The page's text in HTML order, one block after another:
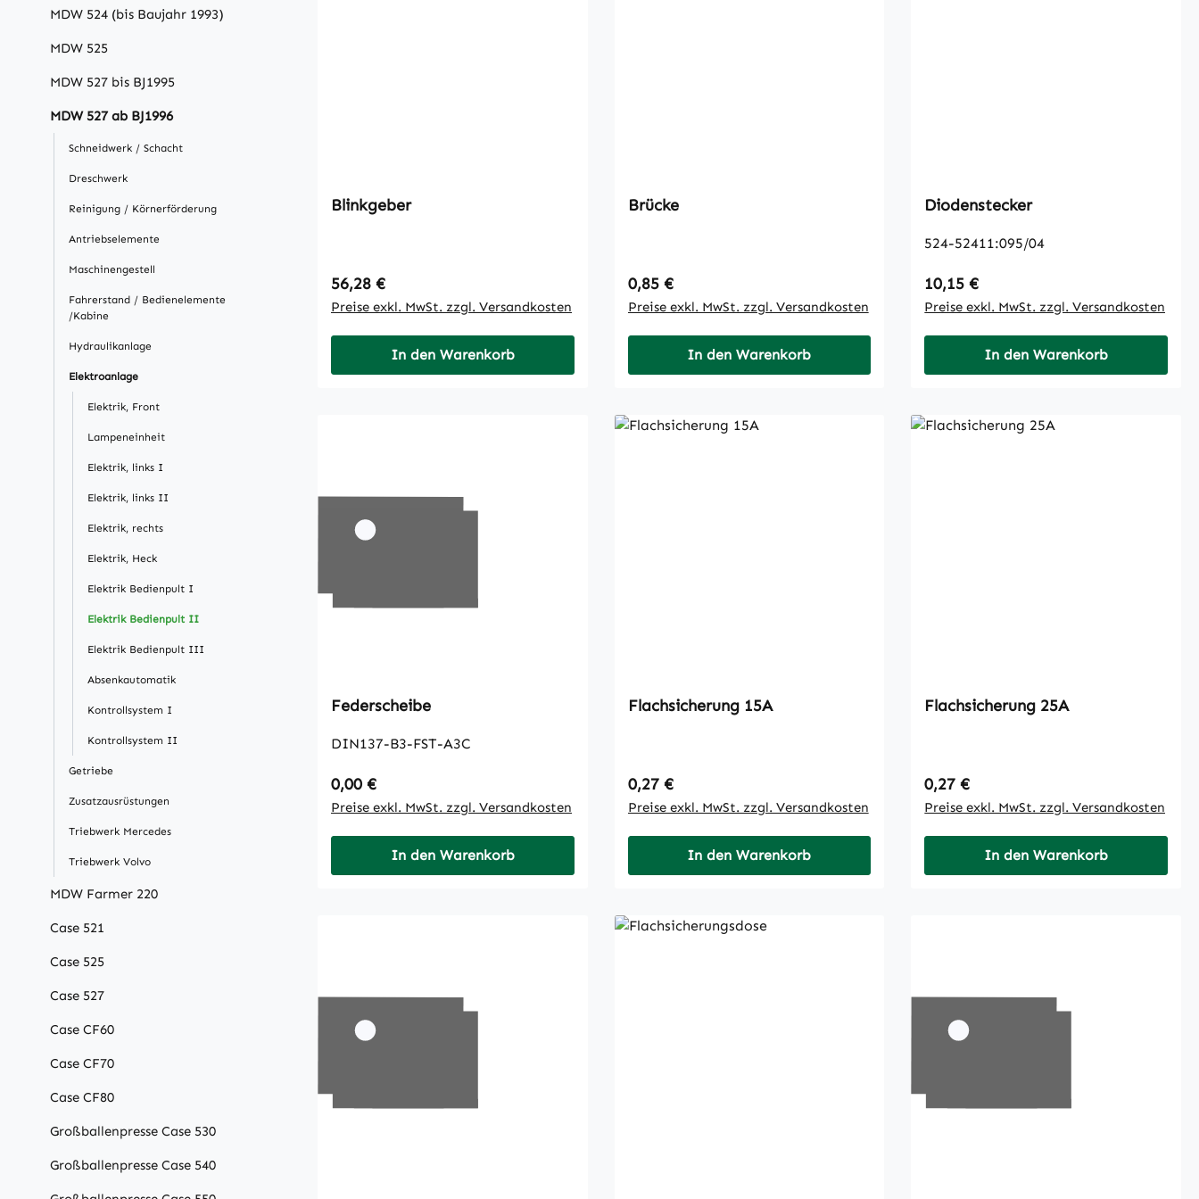
MDW 524 (bis Baujahr 1993)
MDW 525
MDW 527 bis BJ1995
MDW 527 ab BJ1996
Schneidwerk / Schacht
Dreschwerk
Reinigung / Körnerförderung
Antriebselemente
Maschinengestell
Fahrerstand / Bedienelemente
/Kabine
Hydraulikanlage
Elektroanlage
Elektrik, Front
Lampeneinheit
Elektrik, links I
Elektrik, links II
Elektrik, rechts
Elektrik, Heck
Elektrik Bedienpult I
Elektrik Bedienpult II
Elektrik Bedienpult III
Absenkautomatik
Kontrollsystem I
Kontrollsystem II
Getriebe
Zusatzausrüstungen
Triebwerk Mercedes
Triebwerk Volvo
MDW Farmer 220
Case 521
Case 525
Case 527
Case CF60
Case CF70
Case CF80
Großballenpresse Case 530
Großballenpresse Case 540
Blinkgeber
Regulärer Preis:
56,28 €
Preise exkl. MwSt. zzgl. Versandkosten
In den Warenkorb
Brücke
Regulärer Preis:
0,85 €
Preise exkl. MwSt. zzgl. Versandkosten
In den Warenkorb
Diodenstecker
524-52411:095/04
Regulärer Preis:
10,15 €
Preise exkl. MwSt. zzgl. Versandkosten
In den Warenkorb
Federscheibe
DIN137-B3-FST-A3C
Regulärer Preis:
0,00 €
Preise exkl. MwSt. zzgl. Versandkosten
In den Warenkorb
Flachsicherung 15A
Regulärer Preis:
0,27 €
Preise exkl. MwSt. zzgl. Versandkosten
In den Warenkorb
Flachsicherung 25A
Regulärer Preis:
0,27 €
Preise exkl. MwSt. zzgl. Versandkosten
In den Warenkorb